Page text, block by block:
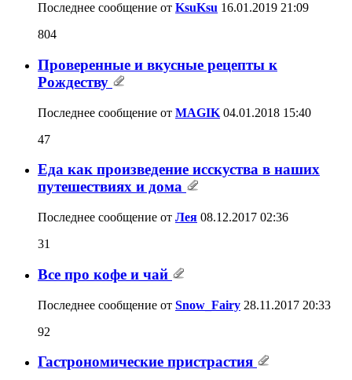
Последнее сообщение от KsuKsu 16.01.2019 21:09
804
Проверенные и вкусные рецепты к
Рождеству
Последнее сообщение от MAGIK 04.01.2018 15:40
47
Еда как произведение исскуства в наших
путешествиях и дома
Последнее сообщение от Лея 08.12.2017 02:36
31
Все про кофе и чай
Последнее сообщение от Snow_Fairy 28.11.2017 20:33
92
Гастрономические пристрастия